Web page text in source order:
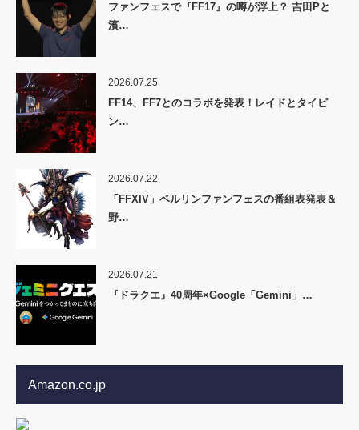
ファンフェスで『FF17』の噂が浮上？ 吉田Pと
濱…
2026.07.25
FF14、FF7とのコラボを発表！レイドとタイピ
ン…
2026.07.22
「FFXIV」ベルリンファンフェスの番組表発表＆
野…
2026.07.21
『ドラクエ』40周年×Google「Gemini」…
Amazon.co.jp